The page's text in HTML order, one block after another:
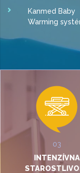
Kanmed Baby
Warming
03
INTENZÍVNA